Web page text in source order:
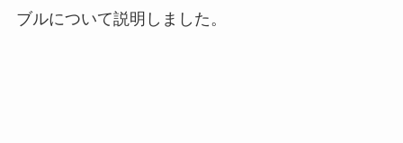
ブルについて説明しました。